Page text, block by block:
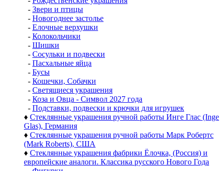
- Звери и птицы
- Новогоднее застолье
- Елочные верхушки
- Колокольчики
- Шишки
- Сосульки и подвески
- Пасхальные яйца
- Бусы
- Кошечки, Собачки
- Светящиеся украшения
- Коза и Овца - Символ 2027 года
- Подставки, подвески и крючки для игрушек
♦ Стеклянные украшения ручной работы Инге Глас (Inge
Glas), Германия
♦ Стеклянные украшения ручной работы Марк Робертс
(Mark Roberts), США
♦ Стеклянные украшения фабрики Ёлочка, (Россия) и
европейские аналоги. Классика русского Нового Года